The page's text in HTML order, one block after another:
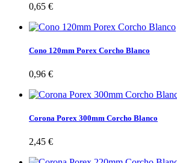
0,65 €
Cono 120mm Porex Corcho Blanco
0,96 €
Corona Porex 300mm Corcho Blanco
2,45 €